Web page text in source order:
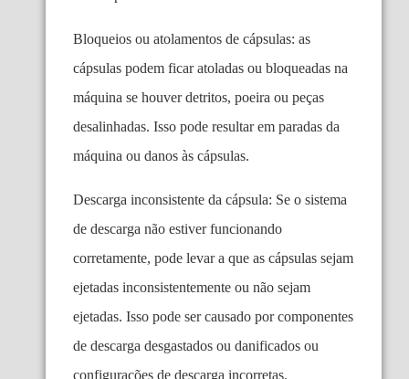
Bloqueios ou atolamentos de cápsulas: as
cápsulas podem ficar atoladas ou bloqueadas na
máquina se houver detritos, poeira ou peças
desalinhadas. Isso pode resultar em paradas da
máquina ou danos às cápsulas.
Descarga inconsistente da cápsula: Se o sistema
de descarga não estiver funcionando
corretamente, pode levar a que as cápsulas sejam
ejetadas inconsistentemente ou não sejam
ejetadas. Isso pode ser causado por componentes
de descarga desgastados ou danificados ou
configurações de descarga incorretas.